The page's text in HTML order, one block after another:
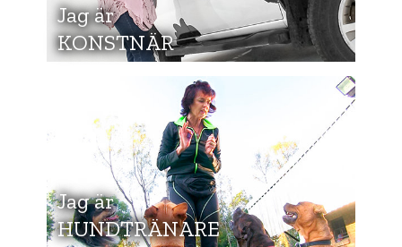
Jag är
KONSTNÄR
Jag är
HUNDTRÄNARE